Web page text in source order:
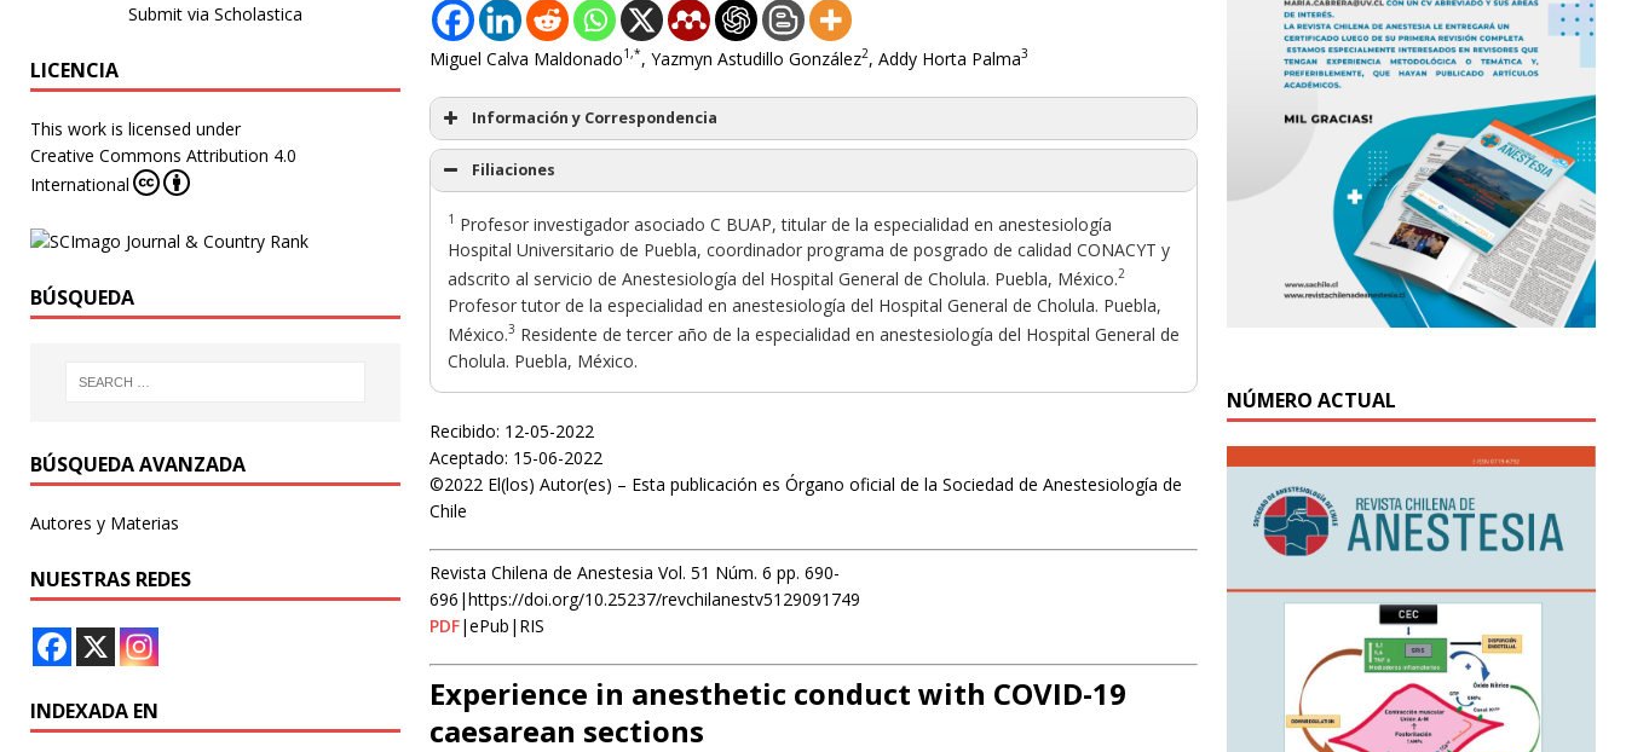
Miguel Calva Maldonado1,*, Yazmyn Astudillo González2, Addy Horta Palma3
Información y Correspondencia
Filiaciones
1 Profesor investigador asociado C BUAP, titular de la especialidad en anestesiología
Hospital Universitario de Puebla, coordinador programa de posgrado de calidad CONACYT y
adscrito al servicio de Anestesiología del Hospital General de Cholula. Puebla, México.2
Profesor tutor de la especialidad en anestesiología del Hospital General de Cholula. Puebla,
México.3 Residente de tercer año de la especialidad en anestesiología del Hospital General de
Cholula. Puebla, México.
Recibido: 12-05-2022
Aceptado: 15-06-2022
©2022 El(los) Autor(es) – Esta publicación es Órgano oficial de la Sociedad de Anestesiología de
Chile
Revista Chilena de Anestesia Vol. 51 Núm. 6 pp. 690-
696|https://doi.org/10.25237/revchilanestv5129091749
PDF|ePub|RIS
Experience in anesthetic conduct with COVID-19
caesarean sections
Submit via Scholastica
LICENCIA
This work is licensed under
Creative Commons Attribution 4.0
International
BÚSQUEDA
BÚSQUEDA AVANZADA
Autores y Materias
NUESTRAS REDES
INDEXADA EN
NÚMERO ACTUAL